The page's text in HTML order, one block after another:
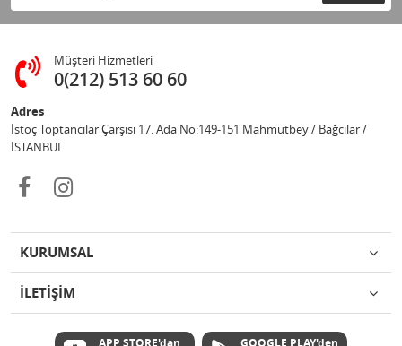
Müşteri Hizmetleri
0(212) 513 60 60
Adres
İstoç Toptancılar Çarşısı 17. Ada No:149-151 Mahmutbey / Bağcılar /
İSTANBUL
KURUMSAL
İLETİŞİM
APP STORE'dan GOOGLE PLAY'den